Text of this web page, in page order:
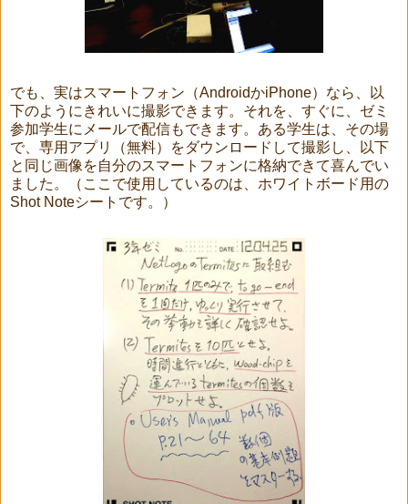
でも、実はスマートフォン（AndroidかiPhone）なら、以
下のようにきれいに撮影できます。それを、すぐに、ゼミ
参加学生にメールで配信もできます。ある学生は、その場
で、専用アプリ（無料）をダウンロードして撮影し、以下
と同じ画像を自分のスマートフォンに格納できて喜んでい
ました。（ここで使用しているのは、ホワイトボード用の
Shot Noteシートです。）